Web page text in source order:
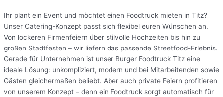
Ihr plant ein Event und möchtet einen Foodtruck mieten in Titz?
Unser Catering-Konzept passt sich flexibel euren Wünschen an.
Von lockeren Firmenfeiern über stilvolle Hochzeiten bis hin zu
großen Stadtfesten – wir liefern das passende Streetfood-Erlebnis.
Gerade für Unternehmen ist unser Burger Foodtruck Titz eine
ideale Lösung: unkompliziert, modern und bei Mitarbeitenden sowie
Gästen gleichermaßen beliebt. Aber auch private Feiern profitieren
von unserem Konzept – denn ein Foodtruck sorgt automatisch für